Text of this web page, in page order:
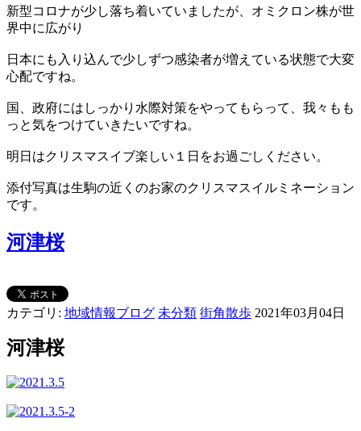
新型コロナが少し落ち着いていましたが、オミクロン株が世
界中に広がり
日本にも入り込んで少しずつ感染者が増えている状態で大変
心配ですね。
国、政府にはしっかり水際対策をやってもらって、我々もも
っと気をつけていきたいですね。
明日はクリスマスイブ楽しい１日をお過ごしください。
添付写真は生駒の近くのお家のクリスマスイルミネーション
です。
河津桜
カテゴリ: 地域情報ブログ 未分類 街角散歩 2021年03月04日
河津桜